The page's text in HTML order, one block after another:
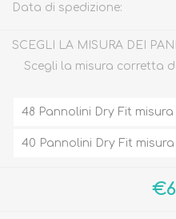
Data di spedizione:
SCEGLI LA MISURA DEI
Scegli la misura corretta
48 Pannolini Dry Fit
40 Pannolini Dry Fit